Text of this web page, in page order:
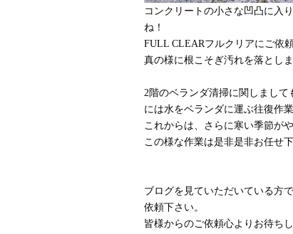
コンクリートの小さな凹凸に入
ね！
FULL CLEARフルクリアにご依
真の様に根こそぎ汚れを落としま
2階のベランダ清掃に関しまし
には水をベランダに運ぶ往復作
これからは、さらに寒い季節が
この様な作業は是非是非お任せ下
ブログを見ていただいている方
依頼下さい。
皆様からのご依頼心よりお待ちし